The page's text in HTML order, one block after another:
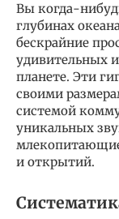
Вы когда-
глубинах
бескрайние
удивительных
планете. Эти
своими
системой
уникальных
и открытий.